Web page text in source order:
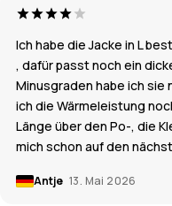
Ich habe die Jacke in L
, dafür passt noch ein
Minusgraden habe ich sie
ich die Wärmeleistung
Länge über den Po-, die
mich schon auf den
Antje 13. Mai 2026